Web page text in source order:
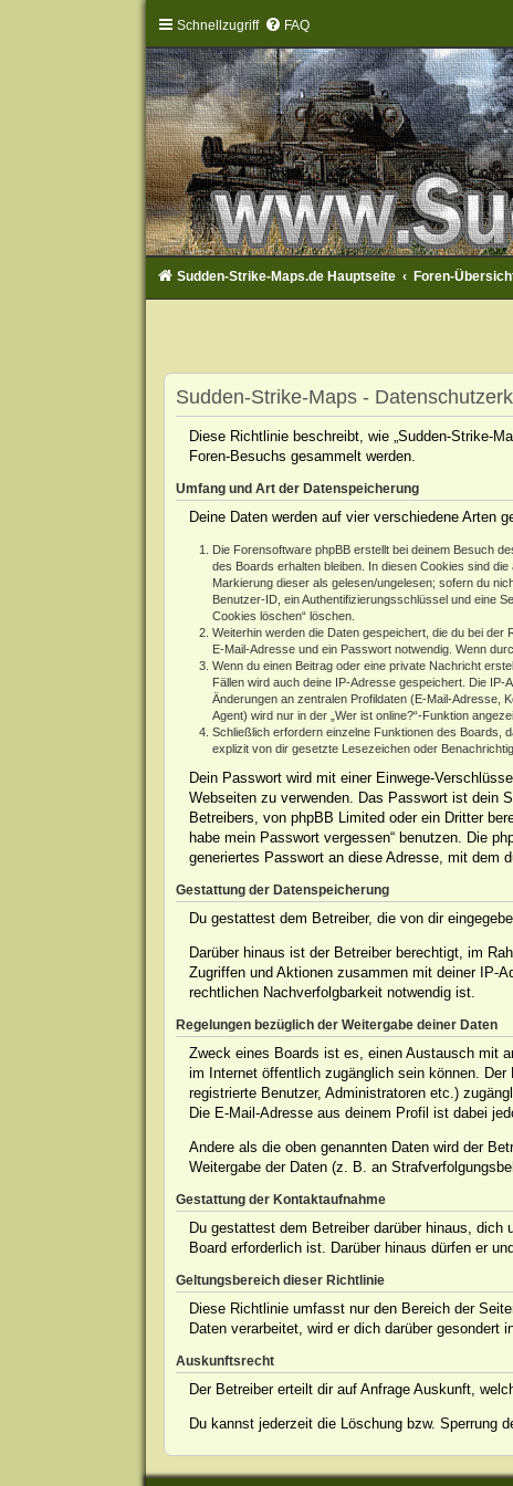
Schnellzugriff FAQ
Sudden-Strike-Maps.de Hauptseite Foren-
Sudden-Strike-Maps -
Diese Richtlinie beschreibt, wie „Sudden-Strike-
Foren-Besuchs gesammelt werden.
Umfang und Art der Datenspeicherung
Deine Daten werden auf vier verschiedene Arten
Die Forensoftware phpBB erstellt bei deinem Besuch
des Boards erhalten bleiben. In diesen Cookies sind
Markierung dieser als gelesen/ungelesen; sofern du
Benutzer-ID, ein Authentifizierungsschlüssel und eine
Cookies löschen“ löschen.
Weiterhin werden die Daten gespeichert, die du bei
E-Mail-Adresse und ein Passwort notwendig. Wenn
Wenn du einen Beitrag oder eine private Nachricht
Fällen wird auch deine IP-Adresse gespeichert. Die
Änderungen an zentralen Profildaten (E-Mail-Adresse,
Agent) wird nur in der „Wer ist online?“-Funktion
Schließlich erfordern einzelne Funktionen des Boards,
explizit von dir gesetzte Lesezeichen oder
Dein Passwort wird mit einer Einwege-
Webseiten zu verwenden. Das Passwort ist dein
Betreibers, von phpBB Limited oder ein Dritter
habe mein Passwort vergessen“ benutzen. Die
generiertes Passwort an diese Adresse, mit dem
Gestattung der Datenspeicherung
Du gestattest dem Betreiber, die von dir
Darüber hinaus ist der Betreiber berechtigt, im
Zugriffen und Aktionen zusammen mit deiner IP-
rechtlichen Nachverfolgbarkeit notwendig ist.
Regelungen bezüglich der Weitergabe deiner Daten
Zweck eines Boards ist es, einen Austausch mit
im Internet öffentlich zugänglich sein können.
registrierte Benutzer, Administratoren etc.)
Die E-Mail-Adresse aus deinem Profil ist dabei
Andere als die oben genannten Daten wird der
Weitergabe der Daten (z. B. an
Gestattung der Kontaktaufnahme
Du gestattest dem Betreiber darüber hinaus,
Board erforderlich ist. Darüber hinaus dürfen er
Geltungsbereich dieser Richtlinie
Diese Richtlinie umfasst nur den Bereich der
Daten verarbeitet, wird er dich darüber gesondert
Auskunftsrecht
Der Betreiber erteilt dir auf Anfrage Auskunft,
Du kannst jederzeit die Löschung bzw. Sperrung